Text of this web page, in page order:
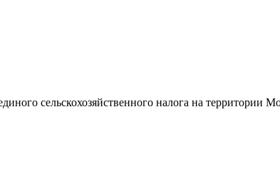
сельскохозяйственного налога на территории